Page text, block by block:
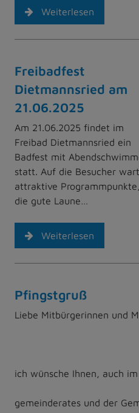
Weiterlesen
Freibadfest
Dietmannsried am
21.06.2025
Am 21.06.2025 findet im
Freibad Dietmannsried ein
Badfest mit
statt. Auf die Besucher
attraktive Programmpunkte,
die gute Laune…
Weiterlesen
Pfingstgruß
Liebe Mitbürgerinnen und
ich wünsche Ihnen, auch
gemeinderates und der